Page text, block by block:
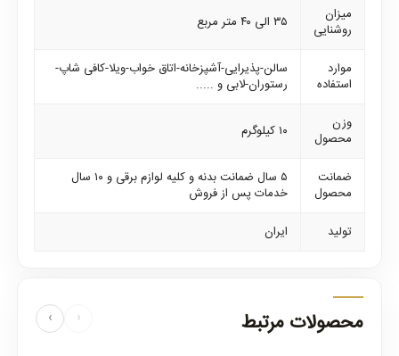
میزان
روشنایی
۳۵ الی ۴۰ متر مربع
موارد
استفاده
سالن-پذیرایی-آشپزخانه-اتاق خواب-ویلا-کافی شاپ-
رستوران-لابی و .....
وزن
محصول
۱۰ کیلوگرم
ضمانت
محصول
۵ سال ضمانت بدنه و کلیه لوازم برقی و ۱۰ سال
خدمات پس از فروش
تولید
ایران
محصولات مرتبط ‹
›